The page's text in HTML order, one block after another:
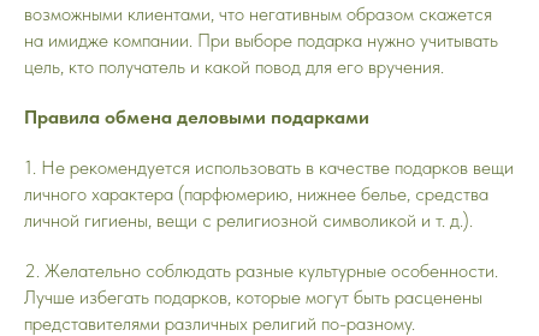
возможными клиентами, что негативным образом скажется
на имидже компании. При выборе подарка нужно учитывать
цель, кто получатель и какой повод для его вручения.
Правила обмена деловыми подарками
1. Не рекомендуется использовать в качестве подарков вещи
личного характера (парфюмерию, нижнее белье, средства
личной гигиены, вещи с религиозной символикой и т. д.).
2. Желательно соблюдать разные культурные особенности.
Лучше избегать подарков, которые могут быть расценены
представителями различных религий по-разному.